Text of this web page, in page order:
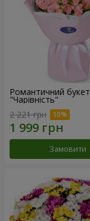
Романтичний букет
"Чарівність"
2 221 грн
Замовити